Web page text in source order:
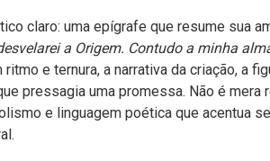
claro: uma epígrafe que resume sua
a Origem. Contudo a minha
e ternura, a narrativa da criação, a
pressagia uma promessa. Não é mera
e linguagem poética que acentua